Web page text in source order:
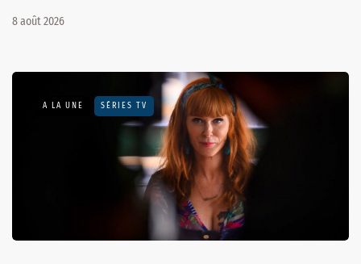
8 août 2026
A LA UNE SÉRIES TV